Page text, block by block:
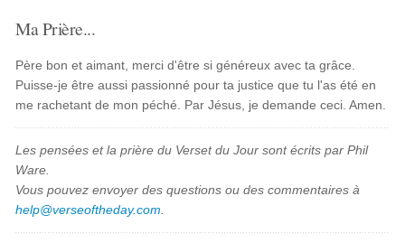
Ma Prière...
Père bon et aimant, merci d'être si généreux avec ta grâce.
Puisse-je être aussi passionné pour ta justice que tu l'as été en
me rachetant de mon péché. Par Jésus, je demande ceci. Amen.
Les pensées et la prière du Verset du Jour sont écrits par Phil
Ware.
Vous pouvez envoyer des questions ou des commentaires à
help@verseoftheday.com